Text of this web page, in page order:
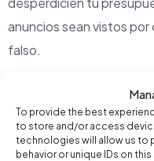
To provide the best
to store and/or access
technologies will allow us to
behavior or unique IDs on
anuncios sean vistos
falso.
Poder de la
Campaign AI